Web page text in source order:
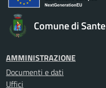
Comune di
AMMINISTRAZIONE
Documenti e dati
Uffici